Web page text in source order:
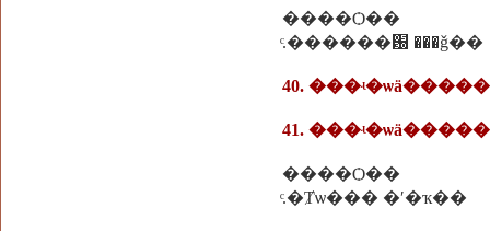
����Ѻ��
ͨ.������԰ ���ǧ��
40.
41.
����Ѻ��
ͨ.�Ⱦѡ��� �ʹ�ҡ��